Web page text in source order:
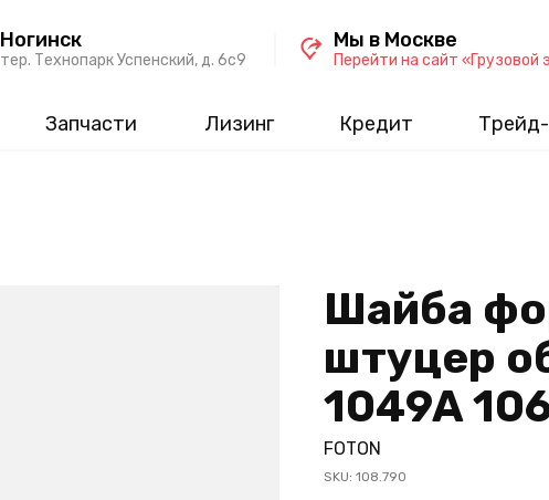
Запчасти Лизинг Кредит
тер. Технопарк Успенский, д. 6c9
Ногинск
Перейти на сайт «Грузовой
Мы в Москве
Шайба
штуцер
1049A
FOTON
SKU: 108.790